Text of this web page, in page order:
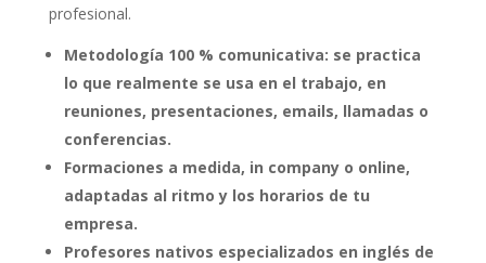
profesional.
Metodología 100 % comunicativa: se practica
lo que realmente se usa en el trabajo, en
reuniones, presentaciones, emails, llamadas o
conferencias.
Formaciones a medida, in company o online,
adaptadas al ritmo y los horarios de tu
empresa.
Profesores nativos especializados en inglés de